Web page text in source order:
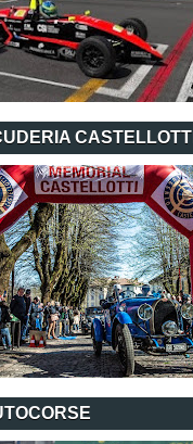
CASTELLOTTI